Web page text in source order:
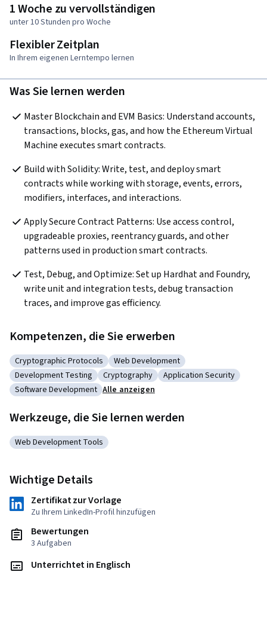
1 Woche zu vervollständigen
unter 10 Stunden pro Woche
Flexibler Zeitplan
In Ihrem eigenen Lerntempo lernen
Was Sie lernen werden
Master Blockchain and EVM Basics: Understand accounts,
transactions, blocks, gas, and how the Ethereum Virtual
Machine executes smart contracts.
Build with Solidity: Write, test, and deploy smart
contracts while working with storage, events, errors,
modifiers, interfaces, and interactions.
Apply Secure Contract Patterns: Use access control,
upgradeable proxies, reentrancy guards, and other
patterns used in production smart contracts.
Test, Debug, and Optimize: Set up Hardhat and Foundry,
write unit and integration tests, debug transaction
traces, and improve gas efficiency.
Kompetenzen, die Sie erwerben
Kategorie: Cryptographic Protocols
Cryptographic Protocols Kategorie: Web Development
Web Development
Kategorie: Development Testing
Development Testing Kategorie: Cryptography
Cryptography Kategorie: Application
Application Security
Kategorie: Software Development
Software Development Alle anzeigen
Werkzeuge, die Sie lernen werden
Kategorie: Web Development Tools
Web Development Tools
Wichtige Details
Zertifikat zur Vorlage
Zu Ihrem LinkedIn-Profil hinzufügen
Bewertungen
3 Aufgaben
Unterrichtet in Englisch